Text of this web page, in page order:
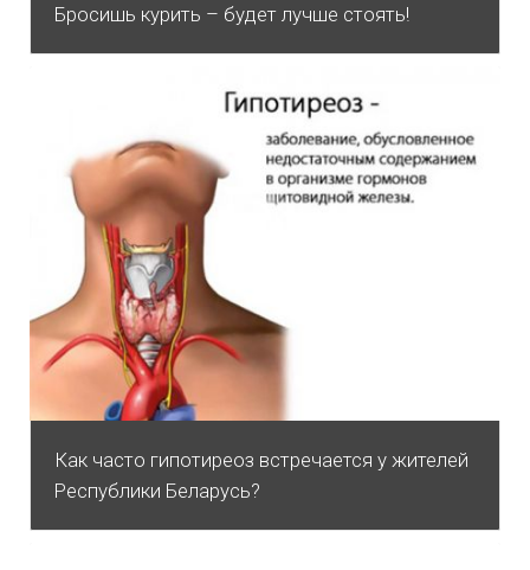
Бросишь курить – будет лучше стоять!
Как часто гипотиреоз встречается у жителей
Республики Беларусь?